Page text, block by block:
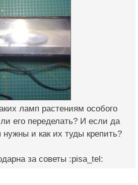
ламп растениям особого
его переделать? И если да
и как их туды крепить?
за советы :pisa_tel: